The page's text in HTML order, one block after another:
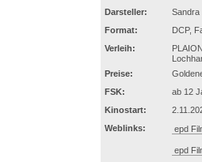
Darsteller:
Sandra
Format:
DCP,
Verleih:
Preise:
FSK:
ab 12
Kinostart:
Weblinks:
epd
epd